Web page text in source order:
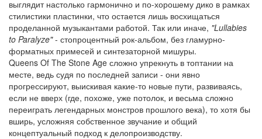
выглядит настолько гармонично и по-хорошему дико в рамках
стилистики пластинки, что остается лишь восхищаться
проделанной музыкантами работой. Так или иначе, "Lullabies
to Paralyze"- стопроцентный рок-альбом, без гламурно-
форматных примесей и синтезаторной мишуры.
Queens Of The Stone Age сложно упрекнуть в топтании на
месте, ведь судя по последней записи - они явно
прогрессируют, выискивая какие-то новые пути, развиваясь,
если не вверх (где, похоже, уже потолок, и весьма сложно
переиграть легендарных монстров прошлого века), то хотя бы
вширь, усложняя собственное звучание и общий
концептуальный подход к делопроизводству.